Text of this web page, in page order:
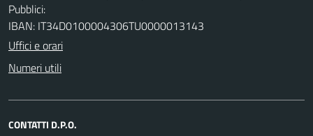
Pubblici:
IBAN: IT34D0100004306TU0000013143
Uffici e orari
Numeri utili
CONTATTI D.P.O.